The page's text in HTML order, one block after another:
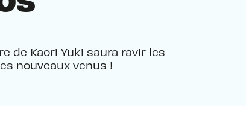
de Kaori Yuki saura ravir les
nouveaux venus !